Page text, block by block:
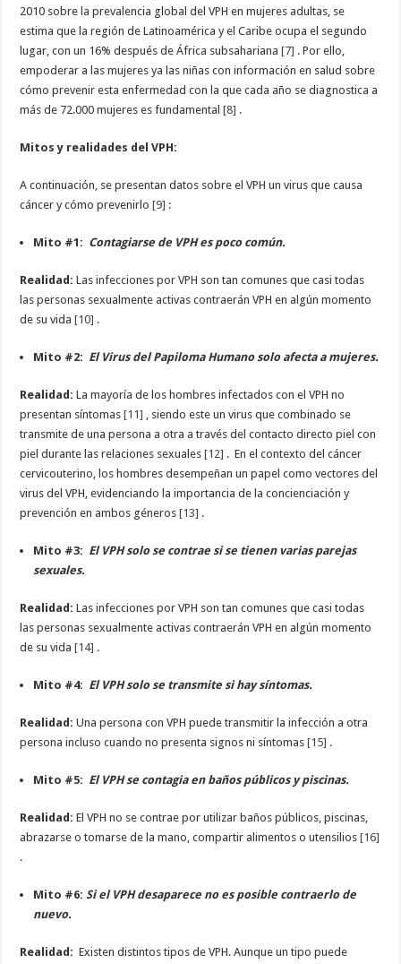
2010 sobre la prevalencia global del VPH en mujeres adultas, se
estima que la región de Latinoamérica y el Caribe ocupa el segundo
lugar, con un 16% después de África subsahariana[7] . Por ello,
empoderar a las mujeres ya las niñas con información en salud sobre
cómo prevenir esta enfermedad con la que cada año se diagnostica a
más de 72.000 mujeres es fundamental[8] .
Mitos y realidades del VPH:
A continuación, se presentan datos sobre el VPH un virus que causa
cáncer y cómo prevenirlo[9] :
Mito #1: Contagiarse de VPH es poco común.
Realidad: Las infecciones por VPH son tan comunes que casi todas
las personas sexualmente activas contraerán VPH en algún momento
de su vida[10] .
Mito #2: El Virus del Papiloma Humano solo afecta a mujeres.
Realidad: La mayoría de los hombres infectados con el VPH no
presentan síntomas[11] , siendo este un virus que combinado se
transmite de una persona a otra a través del contacto directo piel con
piel durante las relaciones sexuales[12] .En el contexto del cáncer
cervicouterino, los hombres desempeñan un papel como vectores del
virus del VPH, evidenciando la importancia de la concienciación y
prevención en ambos géneros[13] .
Mito #3: El VPH solo se contrae si se tienen varias parejas
sexuales.
Realidad: Las infecciones por VPH son tan comunes que casi todas
las personas sexualmente activas contraerán VPH en algún momento
de su vida[14] .
Mito #4: El VPH solo se transmite si hay síntomas.
Realidad: Una persona con VPH puede transmitir la infección a otra
persona incluso cuando no presenta signos ni síntomas[15] .
Mito #5: El VPH se contagia en baños públicos y piscinas.
Realidad: El VPH no se contrae por utilizar baños públicos, piscinas,
abrazarse o tomarse de la mano, compartir alimentos o utensilios[16]
.
Mito #6:Si el VPH desaparece no es posible contraerlo de
nuevo.
Realidad: Existen distintos tipos de VPH. Aunque un tipo puede